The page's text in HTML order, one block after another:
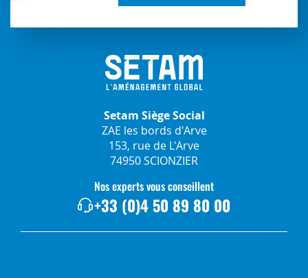
Setam Siège Social
ZAE les bords d'Arve
153, rue de L'Arve
74950 SCIONZIER
Nos experts vous conseillent
+33 (0)4 50 89 80 00